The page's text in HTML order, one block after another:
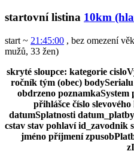
startovní listina 10km
start ~ 21:45:00 , bez omezení
mužů, 33 žen)
skryté sloupce: kategorie
ročník tým (obec) bodySerialu
obdrzeno poznamkaSystem
přihlášce číslo
datumSplatnosti datum_platby
cstav stav pohlaví id_zavodnik
jméno příjmení